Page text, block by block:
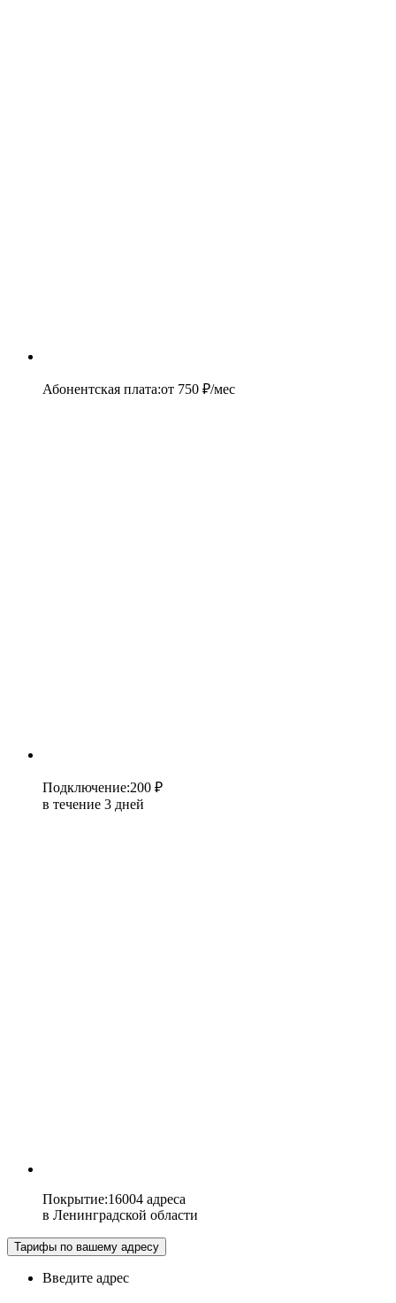
Абонентская плата:от 750 ₽/мес
Подключение:200 ₽
в течение 3 дней
Покрытие:16004 адреса
в Ленинградской области
Тарифы по вашему адресу
Введите адрес